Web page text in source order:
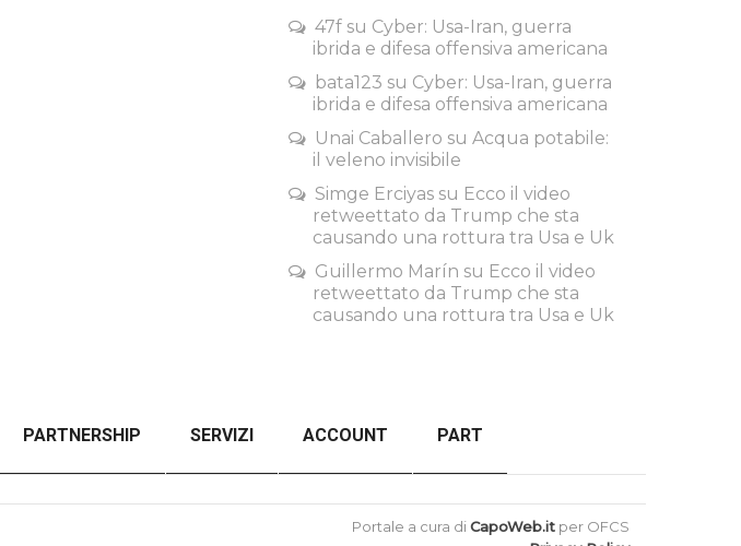
47f su Cyber: Usa-Iran, guerra
ibrida e difesa offensiva americana
bata123 su Cyber: Usa-Iran, guerra
ibrida e difesa offensiva americana
Unai Caballero su Acqua potabile:
il veleno invisibile
Simge Erciyas su Ecco il video
retweettato da Trump che sta
causando una rottura tra Usa e Uk
Guillermo Marín su Ecco il video
retweettato da Trump che sta
causando una rottura tra Usa e Uk
PARTNERSHIP SERVIZI ACCOUNT PART
ORDER CONFIRMATION ORDER FAILED
Portale a cura diCapoWeb.it per OFCS